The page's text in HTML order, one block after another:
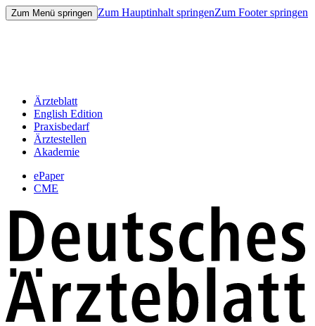
Zum Menü springen Zum Hauptinhalt springenZum Footer springen
Ärzteblatt
English Edition
Praxisbedarf
Ärztestellen
Akademie
ePaper
CME